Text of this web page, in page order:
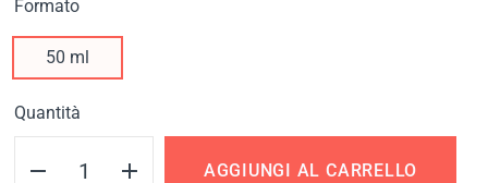
Formato
50 ml
Quantità
AGGIUNGI AL CARRELLO